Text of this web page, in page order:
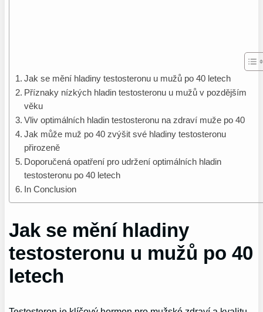
Jak se mění hladiny testosteronu u mužů po 40 letech
Příznaky nízkých hladin testosteronu u mužů v pozdějším
věku
Vliv optimálních hladin testosteronu na zdraví muže po 40
Jak může muž po 40 zvýšit své hladiny testosteronu
přirozeně
Doporučená opatření pro udržení optimálních hladin
testosteronu po 40 letech
In Conclusion
Jak se mění hladiny
testosteronu u mužů po 40
letech